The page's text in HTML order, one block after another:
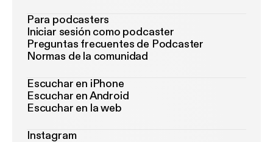
Para podcasters
Iniciar sesión como podcaster
Preguntas frecuentes de Podcaster
Normas de la comunidad
Escuchar en iPhone
Escuchar en Android
Escuchar en la web
Instagram